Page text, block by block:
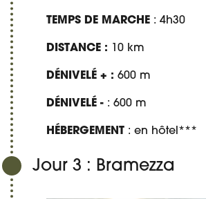
TEMPS DE MARCHE : 4h30
DISTANCE : 10 km
DÉNIVELÉ + : 600 m
DÉNIVELÉ - : 600 m
HÉBERGEMENT : en hôtel***
Jour 3 : Bramezza